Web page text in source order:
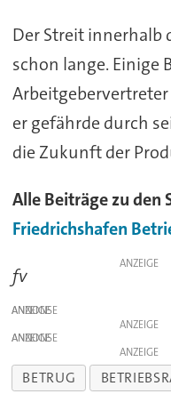
Der Streit innerhalb
schon lange. Einige
er gefährde durch
die Zukunft der
Alle Beiträge zu den
Friedrichshafen
ANZEIGE
fv
ANZEIGE
ANZEIGE
ANZEIGE
ANZEIGE
BETRUG